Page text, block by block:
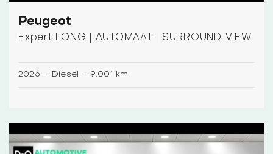
Peugeot
Expert LONG | AUTOMAAT | SURROUND VIEW
2026 - Diesel - 9.001 km